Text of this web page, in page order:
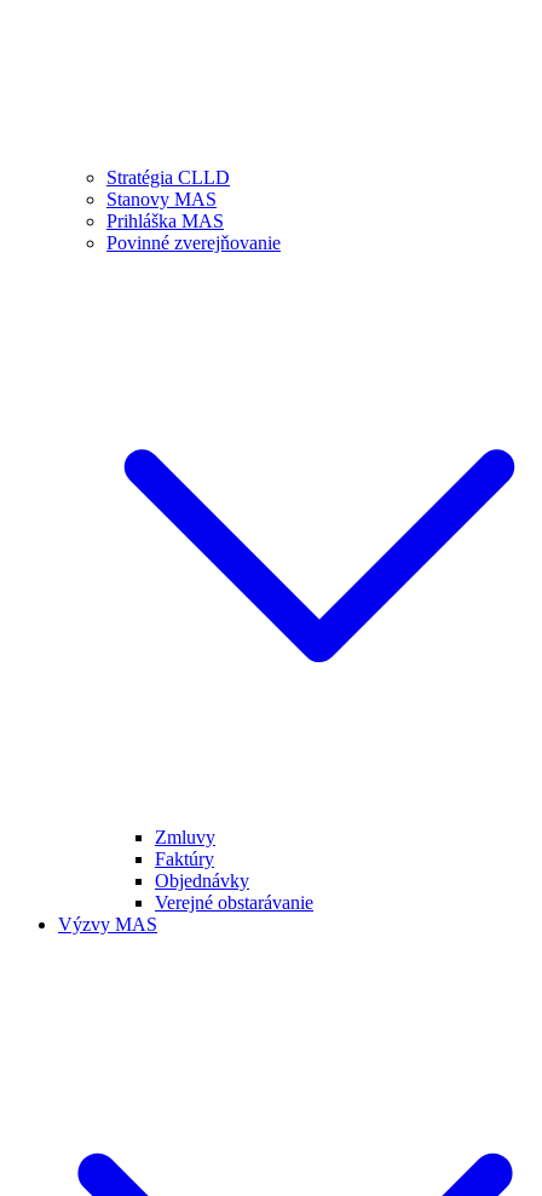
Stratégia CLLD
Stanovy MAS
Prihláška MAS
Povinné zverejňovanie
Zmluvy
Faktúry
Objednávky
Verejné obstarávanie
Výzvy MAS